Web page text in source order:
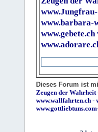
www.barbara-
www.gebete.ch
Dieses Forum ist
Zeugen der Wahrheit
www.wallfahrten.ch -
www.gottliebtuns.com